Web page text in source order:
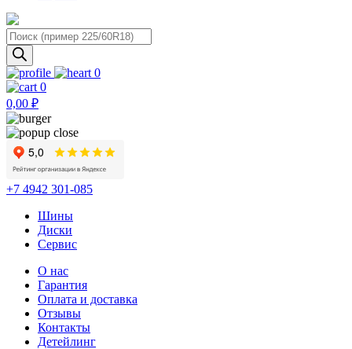
Поиск
товаров
0
0
0,00 ₽
+7 4942 301-085
Шины
Диски
Сервис
О нас
Гарантия
Оплата и доставка
Отзывы
Контакты
Детейлинг